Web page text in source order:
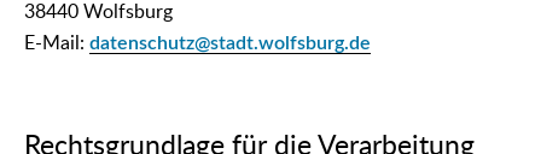
38440 Wolfsburg
E-Mail: datenschutz@stadt.wolfsburg.de
Rechtsgrundlage für die Verarbeitung